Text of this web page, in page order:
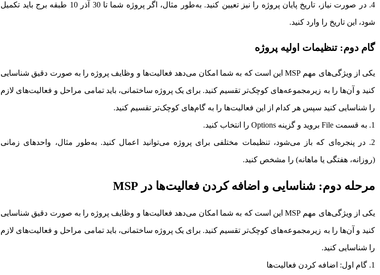
در صورت نیاز، تاریخ پایان پروژه را نیز تعیین کنید. به‌طور مثال، اگر پروژه شما تا 30 آذر 10 طبقه برج باید تکمیل
شود، این تاریخ را وارد کنید.
گام دوم: تنظیمات اولیه پروژه
یکی از ویژگی‌های مهم MSP این است که به شما امکان می‌دهد فعالیت‌ها و وظایف پروژه را به صورت دقیق شناسایی
کنید و آن‌ها را به زیرمجموعه‌های کوچک‌تر تقسیم کنید. برای یک پروژه ساختمانی، باید تمامی مراحل و فعالیت‌های لازم
را شناسایی کنید سپس هر کدام از این فعالیت‌ها را به گام‌های کوچک‌تر تقسیم کنید.
به قسمت File بروید و گزینه Options را انتخاب کنید.
در پنجره‌ای که باز می‌شود، تنظیمات مختلفی برای پروژه می‌توانید اعمال کنید. به‌طور مثال، واحدهای زمانی
(روزانه، هفتگی یا ماهانه) را مشخص کنید.
مرحله دوم: شناسایی و اضافه کردن فعالیت‌ها در MSP
یکی از ویژگی‌های مهم MSP این است که به شما امکان می‌دهد فعالیت‌ها و وظایف پروژه را به صورت دقیق شناسایی
کنید و آن‌ها را به زیرمجموعه‌های کوچک‌تر تقسیم کنید. برای یک پروژه ساختمانی، باید تمامی مراحل و فعالیت‌های لازم
را شناسایی کنید.
گام اول: اضافه کردن فعالیت‌ها